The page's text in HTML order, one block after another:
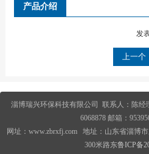
产品介绍
发
上一个
淄博瑞兴环保科技有限公司 联系人：陈经
6068878 邮箱：
网址：www.zbrxfj.com 地址：山东省淄博
300米路东鲁ICP备